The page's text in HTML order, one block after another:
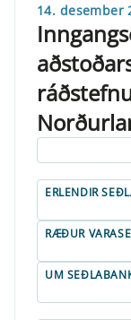
14. desember
ERLENDIR
RÆÐUR
UM